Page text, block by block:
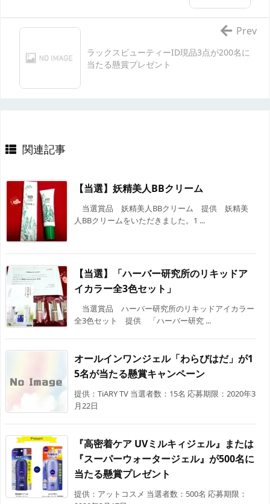
ラックスビューティーID現品3点が200名に
当たる懸賞プレゼント
Prev
関連記事
【当選】妖精美人BBクリーム
当選賞品 妖精美人BBクリーム 提供 妖精美
人BBクリームをいただきました。1 ...
【当選】「ハーバー研究所のリキッドア
イカラー全3色セット」
当選賞品 ハーバー研究所のリキッドアイカラー
全3色セット 提供 「ハーバー研究 ...
オールインワンジェル「わらびはだ」が1
5名が当たる懸賞キャンペーン
提供：TiARY TV 当選者数：15名 応募期限：2020年3
月22日
『高密着ケア UVミルキィジェル』または
『スーパーウォータージェル』が500名に
当たる懸賞プレゼント
提供：アットコスメ 当選者数：500名 応募期限：